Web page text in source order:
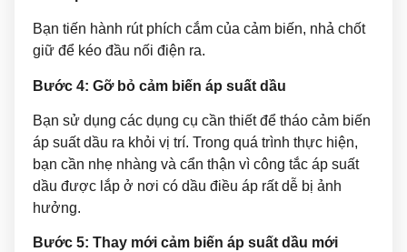
Bạn tiến hành rút phích cắm của cảm biến, nhả chốt
giữ để kéo đầu nối điện ra.
Bước 4: Gỡ bỏ cảm biến áp suất dầu
Bạn sử dụng các dụng cụ cần thiết để tháo cảm biến
áp suất dầu ra khỏi vị trí. Trong quá trình thực hiện,
bạn cần nhẹ nhàng và cẩn thận vì công tắc áp suất
dầu được lắp ở nơi có dầu điều áp rất dễ bị ảnh
hưởng.
Bước 5: Thay mới cảm biến áp suất dầu mới